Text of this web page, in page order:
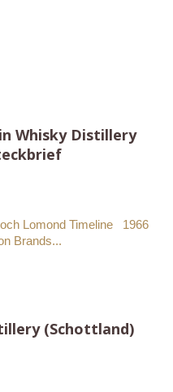
Whisky Distillery
Lomond Timeline 1966
Brands...
(Schottland)